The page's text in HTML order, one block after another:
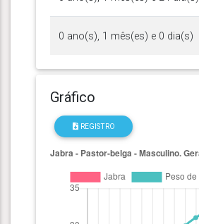
0 ano(s), 1 mês(es) e 0 dia(s)
Gráfico
REGISTRO